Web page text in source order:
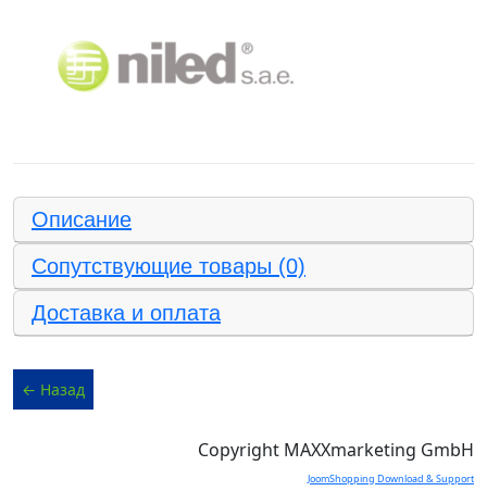
Описание
Сопутствующие товары (0)
Доставка и оплата
Copyright MAXXmarketing GmbH
JoomShopping Download & Support